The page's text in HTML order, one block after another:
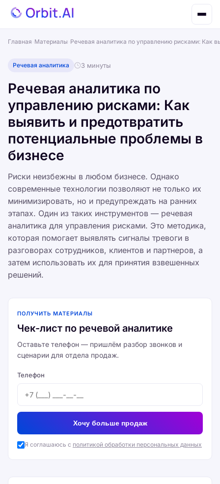
Главная Материалы Речевая аналитика по управлению рисками: Как
Речевая аналитика 3 минуты
Речевая аналитика по
управлению рисками: Как
выявить и предотвратить
потенциальные проблемы в
бизнесе
Риски неизбежны в любом бизнесе. Однако
современные технологии позволяют не только их
минимизировать, но и предупреждать на ранних
этапах. Один из таких инструментов — речевая
аналитика для управления рисками. Это методика,
которая помогает выявлять сигналы тревоги в
разговорах сотрудников, клиентов и партнеров, а
затем использовать их для принятия взвешенных
решений.
ПОЛУЧИТЬ МАТЕРИАЛЫ
Чек-лист по речевой аналитике
Оставьте телефон — пришлём разбор звонков и
сценарии для отдела продаж.
Телефон
Хочу больше продаж
Я соглашаюсь с политикой обработки персональных данных